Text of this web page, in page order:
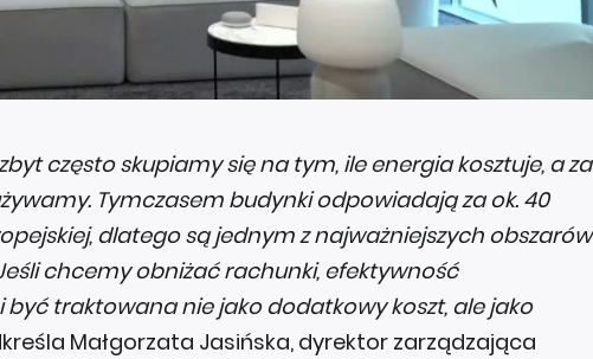
często skupiamy się na tym, ile energia kosztuje, a za
Tymczasem budynki odpowiadają za ok. 40
dlatego są jednym z najważniejszych obszarów
chcemy obniżać rachunki, efektywność
traktowana nie jako dodatkowy koszt, ale jako
Małgorzata Jasińska, dyrektor zarządzająca